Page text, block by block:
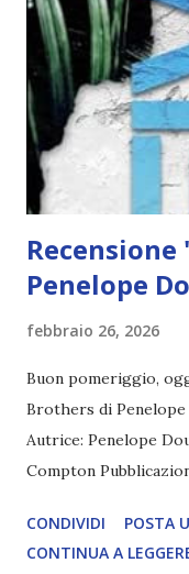
Penelope
febbraio 26, 2026
Buon pomeriggio,
Brothers di
Autrice: Penelope
Compton
pericolosi. Macon è il
sorride mai. Army è
CONDIVIDI
POSTA
CONTINUA A